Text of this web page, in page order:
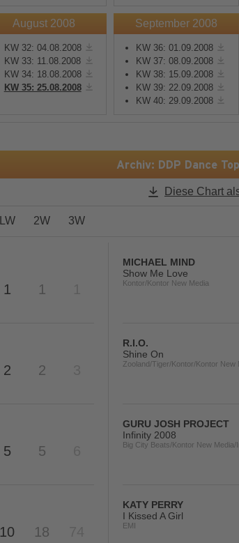
Mehr Informationen
Akzeptieren
powered byUsercentrics
Consent Management
August 2008
KW 32: 04.08.2008
KW 33: 11.08.2008
KW 34: 18.08.2008
KW 35: 25.08.2008
September 2008
KW 36: 01.09.2008
KW 37: 08.09.2008
KW 38: 15.09.2008
KW 39: 22.09.2008
KW 40: 29.09.2008
Archiv: DDP Dance
Diese Chart
LW 2W 3W
1 1
MICHAEL MIND
Show Me Love
Kontor/Kontor New Media
2 2
R.I.O.
Shine On
Zooland/Tiger/Kontor/Kontor New
5 5
GURU JOSH PROJECT
Infinity 2008
Big City Beats/Kontor New Media/
10 18
KATY PERRY
I Kissed A Girl
EMI